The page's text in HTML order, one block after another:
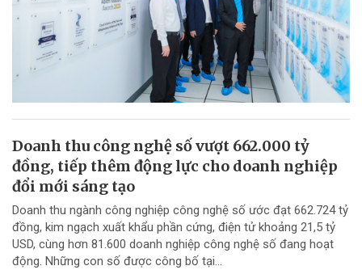
Doanh thu công nghệ số vượt 662.000 tỷ
đồng, tiếp thêm động lực cho doanh nghiệp
đổi mới sáng tạo
Doanh thu ngành công nghiệp công nghệ số ước đạt 662.724 tỷ
đồng, kim ngạch xuất khẩu phần cứng, điện tử khoảng 21,5 tỷ
USD, cùng hơn 81.600 doanh nghiệp công nghệ số đang hoạt
động. Những con số được công bố tại...